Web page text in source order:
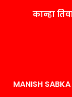
कान्हा
MANISH